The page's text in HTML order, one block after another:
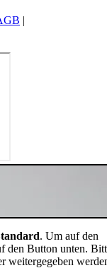
|
. Um auf den
den Button unten.
weitergegeben